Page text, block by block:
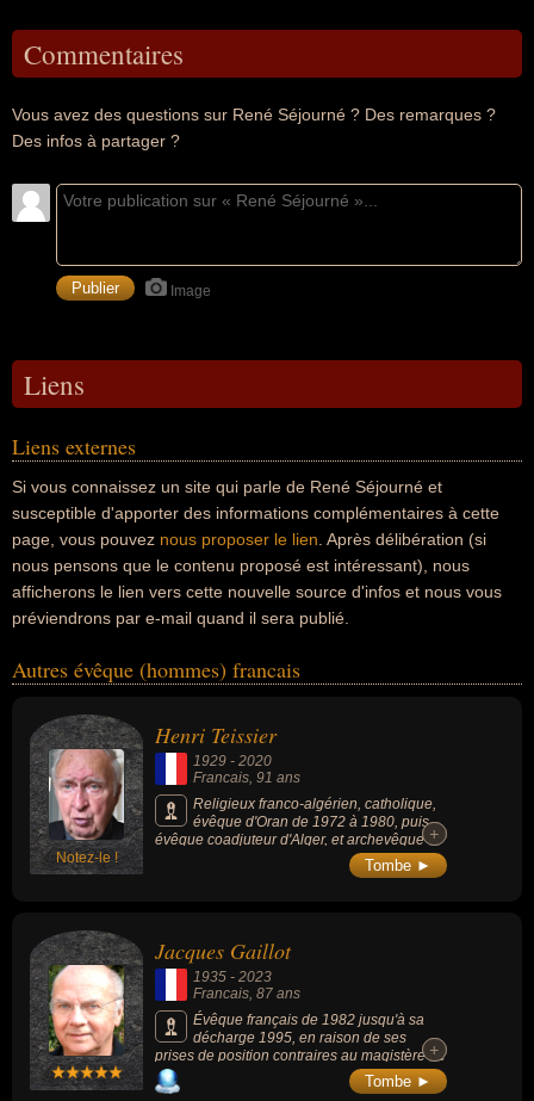
Commentaires
Vous avez des questions sur René Séjourné ? Des remarques ?
Des infos à partager ?
Image
Liens
Liens externes
Si vous connaissez un site qui parle de René Séjourné et
susceptible d'apporter des informations complémentaires à cette
page, vous pouvez nous proposer le lien . Après délibération (si
nous pensons que le contenu proposé est intéressant), nous
afficherons le lien vers cette nouvelle source d'infos et nous vous
préviendrons par e-mail quand il sera publié.
Autres évêque (hommes) francais
Notez-le !
Henri Teissier
1929 - 2020
Francais, 91 ans
Religieux franco-algérien, catholique,
évêque d'Oran de 1972 à 1980, puis
évêque coadjuteur d'Alger, et archevêque +
+
Tombe ►
Jacques Gaillot
1935 - 2023
Francais , 87 ans
Évêque français de 1982 jusqu'à sa
décharge 1995, en raison de ses
prises de position contraires au magistère de
l'Église catholique, notamment pour avoir
défendu les homosexuels.
+
+
Tombe ►